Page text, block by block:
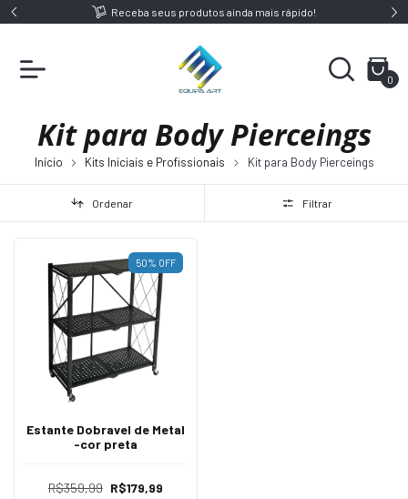
Receba seus produtos ainda mais rápido!
0
Kit para Body Pierceings
Início Kits Iniciais e Profissionais Kit para Body Pierceings
Ordenar Filtrar
50% OFF
Estante Dobravel de Metal
-cor preta
R$359,99 R$179,99